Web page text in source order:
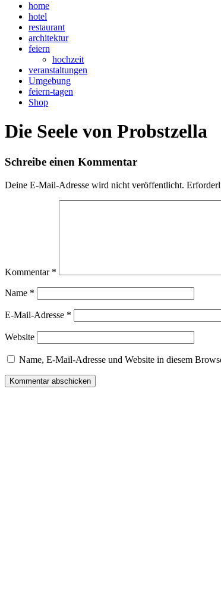
home
hotel
restaurant
architektur
feiern
hochzeit
veranstaltungen
Umgebung
feiern-tagen
Shop
Die Seele von Probstzella
Schreibe einen Kommentar
Deine E-Mail-Adresse wird nicht veröffentlicht.
Kommentar *
Name *
E-Mail-Adresse *
Website
Name, E-Mail-Adresse und Website in diesem